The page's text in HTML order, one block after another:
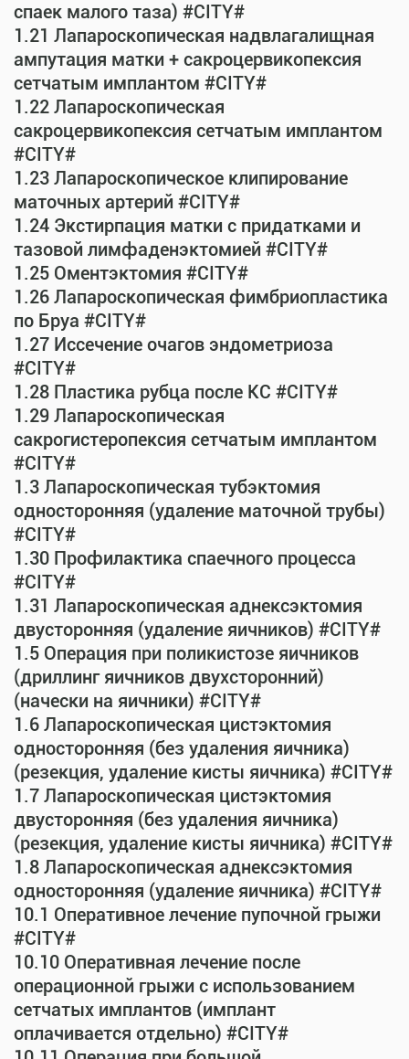
спаек малого таза) #CITY#
1.21 Лапароскопическая надвлагалищная
ампутация матки + сакроцервикопексия
сетчатым имплантом #CITY#
1.22 Лапароскопическая
сакроцервикопексия сетчатым имплантом
#CITY#
1.23 Лапароскопическое клипирование
маточных артерий #CITY#
1.24 Экстирпация матки с придатками и
тазовой лимфаденэктомией #CITY#
1.25 Оментэктомия #CITY#
1.26 Лапароскопическая фимбриопластика
по Бруа #CITY#
1.27 Иссечение очагов эндометриоза
#CITY#
1.28 Пластика рубца после КС #CITY#
1.29 Лапароскопическая
сакрогистеропексия сетчатым имплантом
#CITY#
1.3 Лапароскопическая тубэктомия
односторонняя (удаление маточной трубы)
#CITY#
1.30 Профилактика спаечного процесса
#CITY#
1.31 Лапароскопическая аднексэктомия
двусторонняя (удаление яичников) #CITY#
1.5 Операция при поликистозе яичников
(дриллинг яичников двухсторонний)
(начески на яичники) #CITY#
1.6 Лапароскопическая цистэктомия
односторонняя (без удаления яичника)
(резекция, удаление кисты яичника) #CITY#
1.7 Лапароскопическая цистэктомия
двусторонняя (без удаления яичника)
(резекция, удаление кисты яичника) #CITY#
1.8 Лапароскопическая аднексэктомия
односторонняя (удаление яичника) #CITY#
10.1 Оперативное лечение пупочной грыжи
#CITY#
10.10 Оперативная лечение после
операционной грыжи с использованием
сетчатых имплантов (имплант
оплачивается отдельно) #CITY#